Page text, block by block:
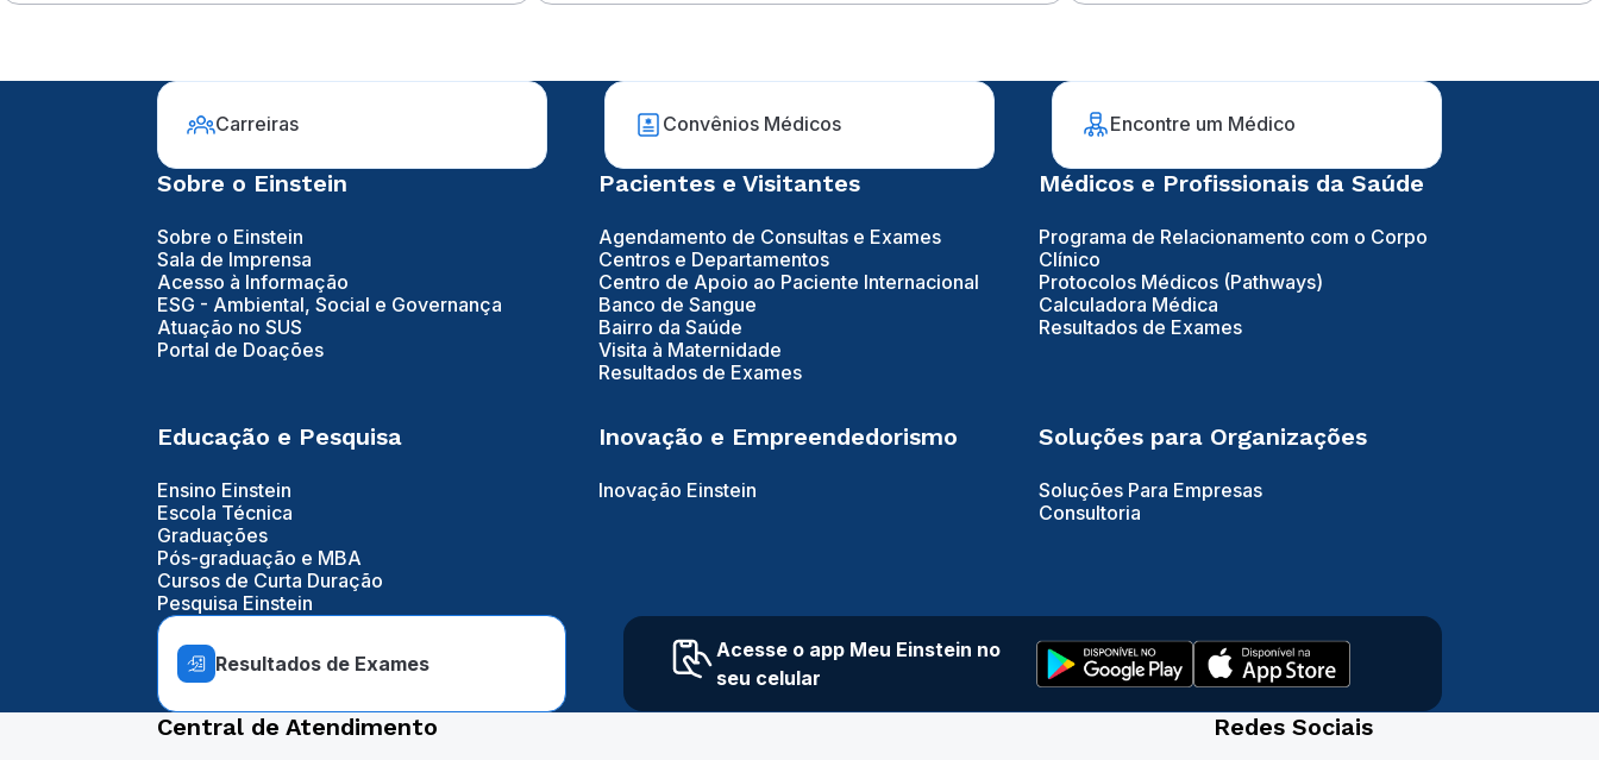
Carreiras Convênios Médicos Encontre um Médico
Sobre o Einstein
Sobre o Einstein
Sala de Imprensa
Acesso à Informação
ESG - Ambiental, Social e Governança
Atuação no SUS
Portal de Doações
Pacientes e Visitantes
Agendamento de Consultas e Exames
Centros e Departamentos
Centro de Apoio ao Paciente Internacional
Banco de Sangue
Bairro da Saúde
Visita à Maternidade
Resultados de Exames
Médicos e Profissionais da Saúde
Programa de Relacionamento com o Corpo
Clínico
Protocolos Médicos (Pathways)
Calculadora Médica
Resultados de Exames
Educação e Pesquisa
Ensino Einstein
Escola Técnica
Graduações
Pós-graduação e MBA
Cursos de Curta Duração
Pesquisa Einstein
Inovação e Empreendedorismo
Inovação Einstein
Soluções para Organizações
Soluções Para Empresas
Consultoria
Resultados de Exames
Acesse o app Meu Einstein no
seu celular
Central de Atendimento Redes Sociais